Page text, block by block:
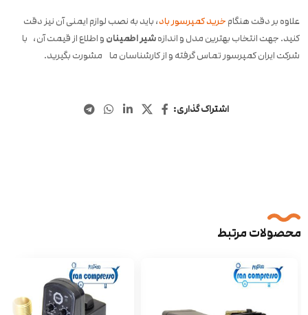
علاوه بر دقت هنگام خرید کمپرسور باد، باید به نصب لوازم ایمنی آن نیز دقت
کنید. جهت انتخاب بهترین مدل و اندازهشیر اطمینان و اطلاع از قیمت آن، با
شرکت ایران کمپرسور تماس گرفته و از کارشناسان ما مشورت بگیرید.
اشتراک گذاری:
محصولات مرتبط